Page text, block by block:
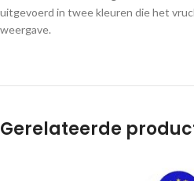
uitgevoerd in twee kleuren die het
weergave.
Gerelateerde